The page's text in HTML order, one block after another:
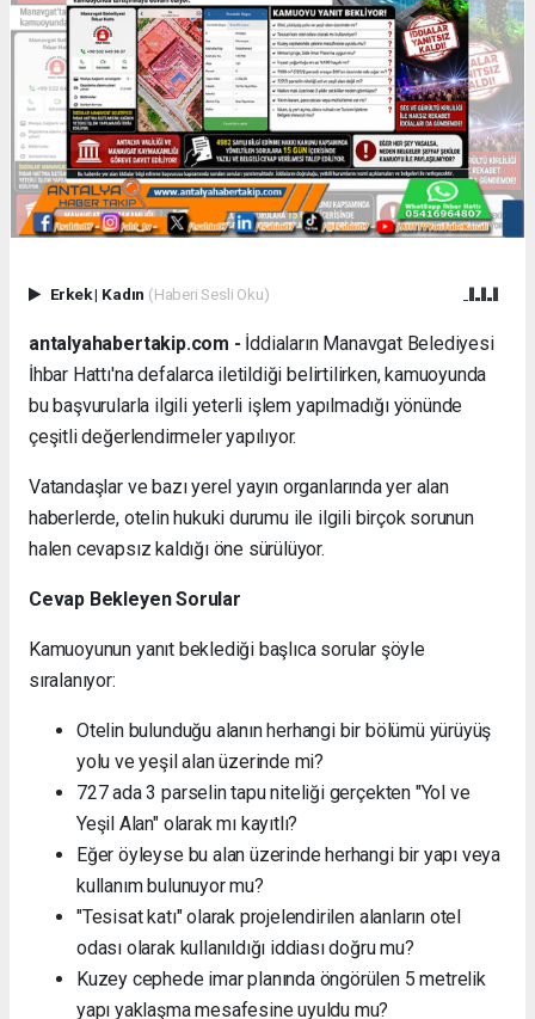
Erkek| Kadın (Haberi Sesli Oku)
antalyahabertakip.com - İddiaların Manavgat Belediyesi
İhbar Hattı'na defalarca iletildiği belirtilirken, kamuoyunda
bu başvurularla ilgili yeterli işlem yapılmadığı yönünde
çeşitli değerlendirmeler yapılıyor.
Vatandaşlar ve bazı yerel yayın organlarında yer alan
haberlerde, otelin hukuki durumu ile ilgili birçok sorunun
halen cevapsız kaldığı öne sürülüyor.
Cevap Bekleyen Sorular
Kamuoyunun yanıt beklediği başlıca sorular şöyle
sıralanıyor:
Otelin bulunduğu alanın herhangi bir bölümü yürüyüş
yolu ve yeşil alan üzerinde mi?
727 ada 3 parselin tapu niteliği gerçekten "Yol ve
Yeşil Alan" olarak mı kayıtlı?
Eğer öyleyse bu alan üzerinde herhangi bir yapı veya
kullanım bulunuyor mu?
"Tesisat katı" olarak projelendirilen alanların otel
odası olarak kullanıldığı iddiası doğru mu?
Kuzey cephede imar planında öngörülen 5 metrelik
yapı yaklaşma mesafesine uyuldu mu?